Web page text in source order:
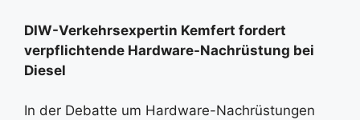
DIW-Verkehrsexpertin Kemfert fordert
verpflichtende Hardware-Nachrüstung bei
Diesel
In der Debatte um Hardware-Nachrüstungen